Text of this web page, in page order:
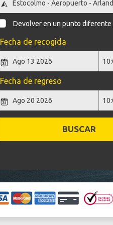
Devolver en un punto diferente
Fecha de recogida
Fecha de regreso
BUSCAR